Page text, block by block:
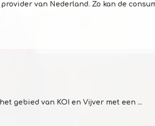
van Nederland. Zo kan de
gebied van KOI en Vijver met een ...